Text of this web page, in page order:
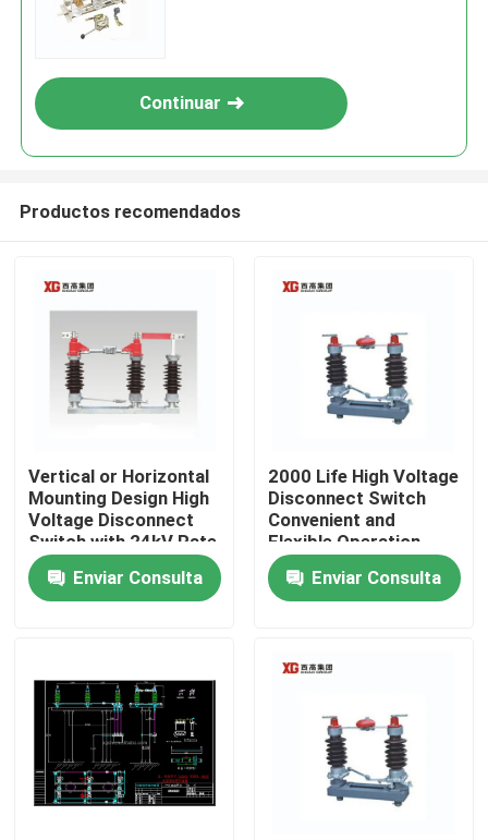
Hogar
Productos
Continuar
Productos recomendados
Vertical or Horizontal
Mounting Design High
Voltage Disconnect
Switch with 24kV Rate
Voltage
Enviar Consulta
2000 Life High Voltage
Disconnect Switch
Convenient and
Flexible Operation
Enviar Consulta